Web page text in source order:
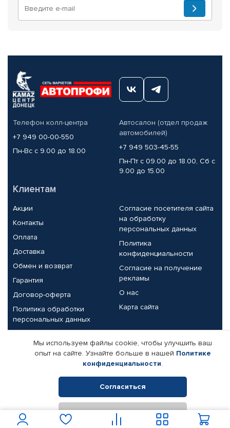
Телефон колл-центра
+7 949 00-00-550
Пн-Вс с 9.00 до 18.00
Автосалон (отдел продаж
автомобилей)
+7 949 503-45-55
Пн-Пт с 09.00 до 18.00, Сб с
9.00 до 15.00
Клиентам
Акции
Контакты
Оплата
Доставка
Обмен и возврат
Гарантия
Договор-оферта
Политика обработки
персональных данных
Согласие посетителя сайта
на обработку
персональных данных
Политика
конфиденциальности
Согласие на получение
рекламы
О нас
Карта сайта
Партнерам
Корпоративным клиентам
Поставщикам
Реквизиты компании
© КАМАЗ ЦЕНТР ДОНЕЦК, 2015-2026. Все права защищены.
Интернет-магазин автомобильных товаров Автопрофи.
Мы используем файлы cookie, чтобы улучшить ваш
опыт на сайте. Узнайте больше в нашей Политике
конфиденциальности.
Согласиться
Отклонить